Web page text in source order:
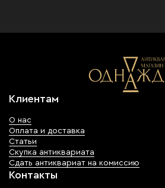
Клиентам
О нас
Оплата и доставка
Статьи
Скупка антиквариата
Сдать антиквариат на комиссию
Контакты